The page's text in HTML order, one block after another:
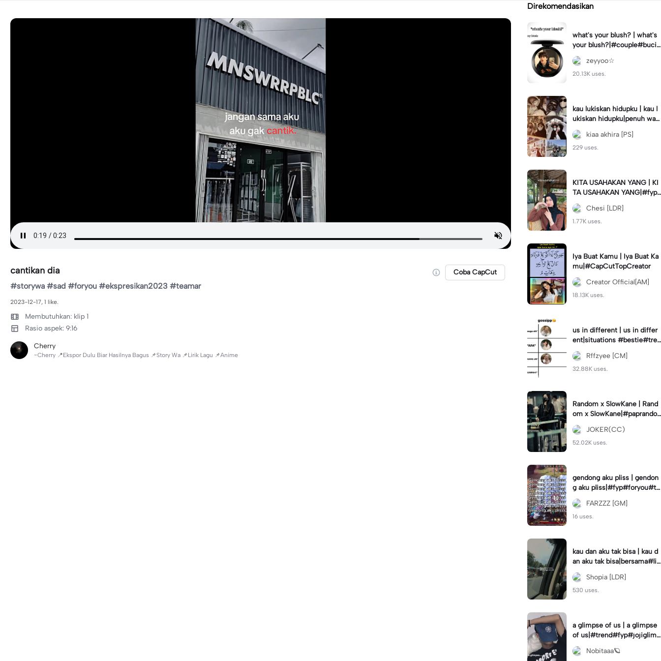
cantikan dia Coba CapCut
#storywa #sad #foryou #ekspresikan2023 #teamar
2023-12-17, 1 like.
Membutuhkan: klip 1
Rasio aspek: 9:16
Cherry
~Cherry 📍Ekspor Dulu Biar Hasilnya Bagus 📌Story Wa 📌Lirik Lagu 📌Anime
Direkomendasikan
what's your blush? | what's
your blush?|#couple#bucin
#trend#boyfriend#fyp
zeyyoo☆
20.13K uses.
kau lukiskan hidupku | kau l
ukiskan hidupku|penuh war
na#ekspresikanramadan#b
estie#viral#trend#fyp
kiaa akhira [PS]
229 uses.
KITA USAHAKAN YANG | KI
TA USAHAKAN YANG|#fyp
#katakata#trend#viral
Chesi [LDR]
1.77K uses.
Iya Buat Kamu | Iya Buat Ka
mu|#CapCutTopCreator
Creator Official[AM]
18.13K uses.
us in different | us in differ
ent|situations #bestie#tren
d#trendtiktiktok
Rffzyee [CM]
32.88K uses.
Random x SlowKane | Rand
om x SlowKane|#paprando
m #6klip #estetik #fyp
JOKER(CC)
52.02K uses.
gendong aku pliss | gendon
g aku pliss|#fyp#foryou#tr
end#viral
FARZZZ [GM]
16 uses.
kau dan aku tak bisa | kau d
an aku tak bisa|bersama#liri
klagu#fyp#templatelirik
Shopia [LDR]
530 uses.
a glimpse of us | a glimpse
of us|#trend#fyp#jojiglimp
seofus#viral
Nobitaaa🪐